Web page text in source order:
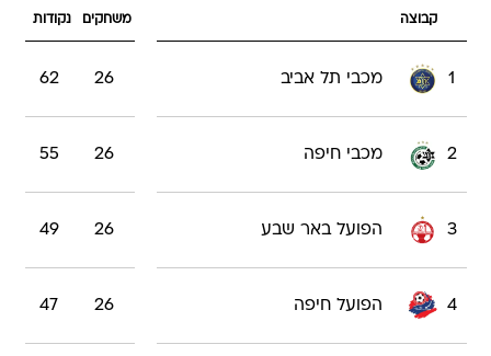
קבוצה משחקים נקודות
1 מכבי תל אביב 26
62
2 מכבי חיפה 26
55
3 הפועל באר שבע 26
49
4 הפועל חיפה 26
47